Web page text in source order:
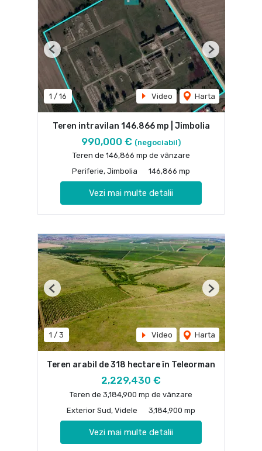
1 / 16 Video Harta
Previous Next
Teren intravilan 146.866 mp | Jimbolia
990,000 € (negociabil)
Teren de 146,866 mp de vânzare
Periferie, Jimbolia
146,866 mp
Vezi mai multe detalii
1 / 3 Video Harta
Previous Next
Teren arabil de 318 hectare în Teleorman
2,229,430 €
Teren de 3,184,900 mp de vânzare
Exterior Sud, Videle
3,184,900 mp
Vezi mai multe detalii